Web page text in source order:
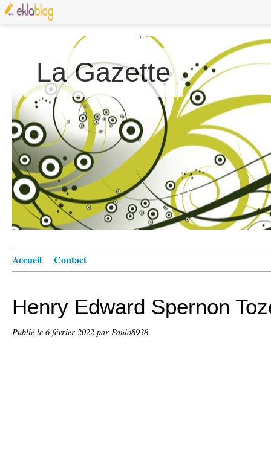
La Gazette
Accueil Contact
Henry Edward Spernon
Publié le 6 février 2022 par Paulo8938